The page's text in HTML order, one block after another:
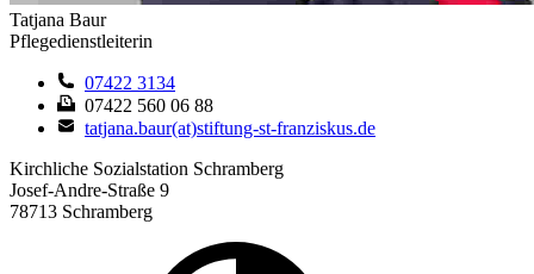
Tatjana Baur
Pflegedienstleiterin
07422 3134
07422 560 06 88
tatjana.baur(at)stiftung-st-franziskus.de
Kirchliche Sozialstation Schramberg
Josef-Andre-Straße 9
78713 Schramberg